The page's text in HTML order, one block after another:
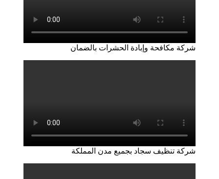
شركة مكافحة وإبادة الحشرات بالضمان
شركة تنظيف سجاد بجميع مدن المملكة